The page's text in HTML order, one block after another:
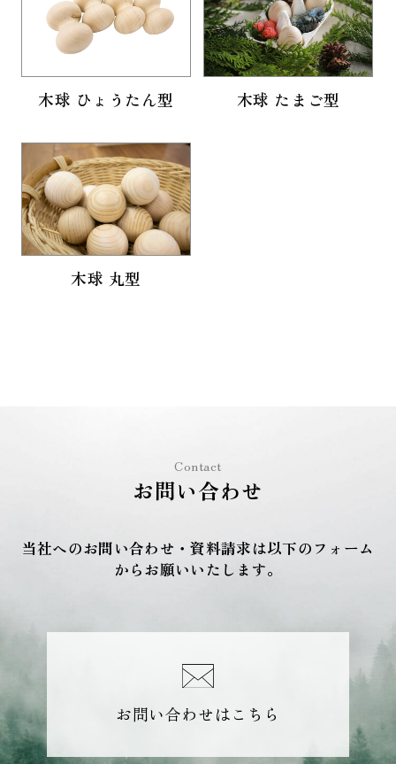
木球 ひょうたん型 木球 たまご型
木球 丸型
Contact
お問い合わせ
当社へのお問い合わせ・資料請求は以下のフォーム
からお願いいたします。
お問い合わせはこちら